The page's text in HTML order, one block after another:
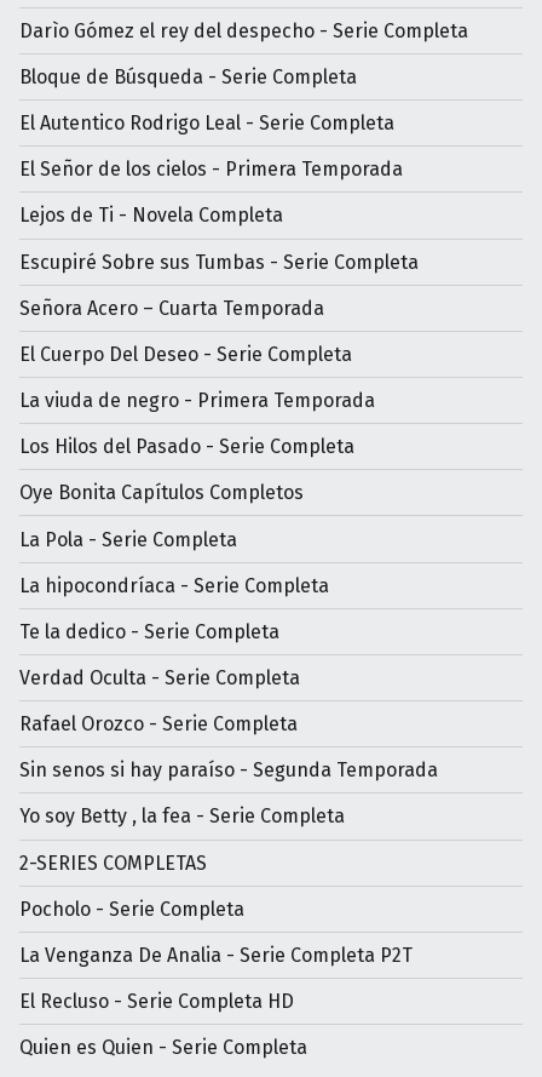
Darìo Gómez el rey del despecho - Serie Completa
Bloque de Búsqueda - Serie Completa
El Autentico Rodrigo Leal - Serie Completa
El Señor de los cielos - Primera Temporada
Lejos de Ti - Novela Completa
Escupiré Sobre sus Tumbas - Serie Completa
Señora Acero – Cuarta Temporada
El Cuerpo Del Deseo - Serie Completa
La viuda de negro - Primera Temporada
Los Hilos del Pasado - Serie Completa
Oye Bonita Capítulos Completos
La Pola - Serie Completa
La hipocondríaca - Serie Completa
Te la dedico - Serie Completa
Verdad Oculta - Serie Completa
Rafael Orozco - Serie Completa
Sin senos si hay paraíso - Segunda Temporada
Yo soy Betty , la fea - Serie Completa
2-SERIES COMPLETAS
Pocholo - Serie Completa
La Venganza De Analia - Serie Completa P2T
El Recluso - Serie Completa HD
Quien es Quien - Serie Completa